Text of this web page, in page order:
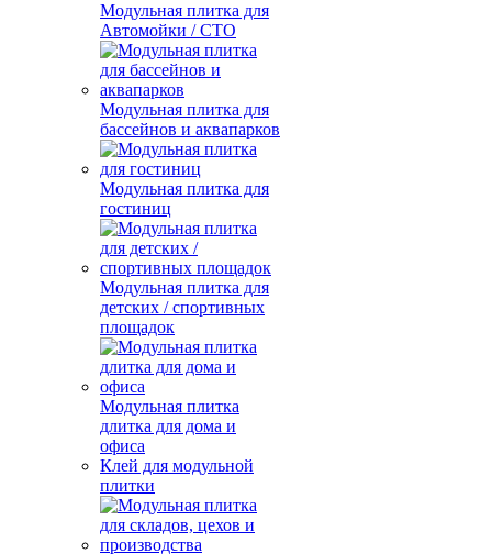
Модульная плитка для
Автомойки / СТО
Модульная плитка для
бассейнов и аквапарков
Модульная плитка для
гостиниц
Модульная плитка для
детских / спортивных
площадок
Модульная плитка
длитка для дома и
офиса
Клей для модульной
плитки